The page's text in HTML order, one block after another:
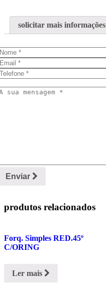
solicitar mais informações
Enviar
produtos relacionados
Forq. Simples RED.45º
C/ORING
Ler mais